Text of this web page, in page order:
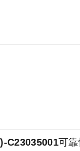
C23035001可